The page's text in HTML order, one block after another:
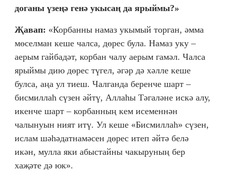
доганы үзеңә генә укысаң да ярыймы?»
Җавап: «Корбанны намаз укымый торган, әмма
мөселман кеше чалса, дөрес була. Намаз уку –
аерым гайбадәт, корбан чалу аерым гамәл. Чалса
ярыймы дию дөрес түгел, әгәр дә хәлле кеше
булса, аңа ул тиеш. Чалганда беренче шарт –
бисмиллаһ сүзен әйтү, Аллаһы Тәгаләне искә алу,
икенче шарт – корбанның кем исеменнән
чалынуын ният итү. Ул кеше «Бисмиллаһ» сүзен,
ислам шәһәдатнамәсен дөрес итеп әйтә белә
икән, мулла яки абыстайны чакыруның бер
хаҗәте дә юк».